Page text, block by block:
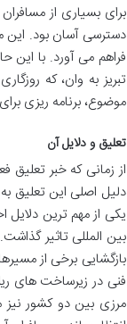
برای بسیاری از
دسترسی آسان بود. این
فراهم می آورد. با این
تبریز به وان، که
موضوع، برنامه ریزی
تعلیق و دلایل آن
از زمانی که خبر تعلیق
دلیل اصلی این تعلیق
بین المللی تاثیر
بازگشایی برخی از
فنی در زیرساخت های
مرزی بین دو کشور نیز